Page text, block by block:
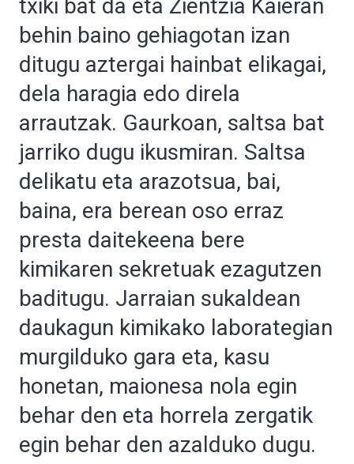
txiki bat da eta Zientzia Kaieran
behin baino gehiagotan izan
ditugu aztergai hainbat elikagai,
dela haragia edo direla
arrautzak. Gaurkoan, saltsa bat
jarriko dugu ikusmiran. Saltsa
delikatu eta arazotsua, bai,
baina, era berean oso erraz
presta daitekeena bere
kimikaren sekretuak ezagutzen
baditugu. Jarraian sukaldean
daukagun kimikako laborategian
murgilduko gara eta, kasu
honetan, maionesa nola egin
behar den eta horrela zergatik
egin behar den azalduko dugu.